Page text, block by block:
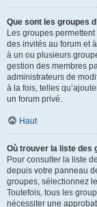
Que sont les groupes
Les groupes
des invités au forum et
à un ou plusieurs
gestion des membres
administrateurs de
à la fois, telles
un forum privé.
Haut
Où trouver la liste des
Pour consulter la liste
depuis votre panneau
groupes, sélectionnez
Toutefois, tous les
nécessiter une